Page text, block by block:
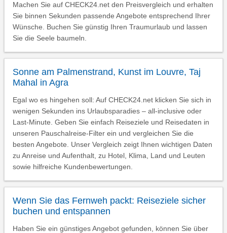
Machen Sie auf CHECK24.net den Preisvergleich und erhalten
Sie binnen Sekunden passende Angebote entsprechend Ihrer
Wünsche. Buchen Sie günstig Ihren Traumurlaub und lassen
Sie die Seele baumeln.
Sonne am Palmenstrand, Kunst im Louvre, Taj
Mahal in Agra
Egal wo es hingehen soll: Auf CHECK24.net klicken Sie sich in
wenigen Sekunden ins Urlaubsparadies – all-inclusive oder
Last-Minute. Geben Sie einfach Reiseziele und Reisedaten in
unseren Pauschalreise-Filter ein und vergleichen Sie die
besten Angebote. Unser Vergleich zeigt Ihnen wichtigen Daten
zu Anreise und Aufenthalt, zu Hotel, Klima, Land und Leuten
sowie hilfreiche Kundenbewertungen.
Wenn Sie das Fernweh packt: Reiseziele sicher
buchen und entspannen
Haben Sie ein günstiges Angebot gefunden, können Sie über